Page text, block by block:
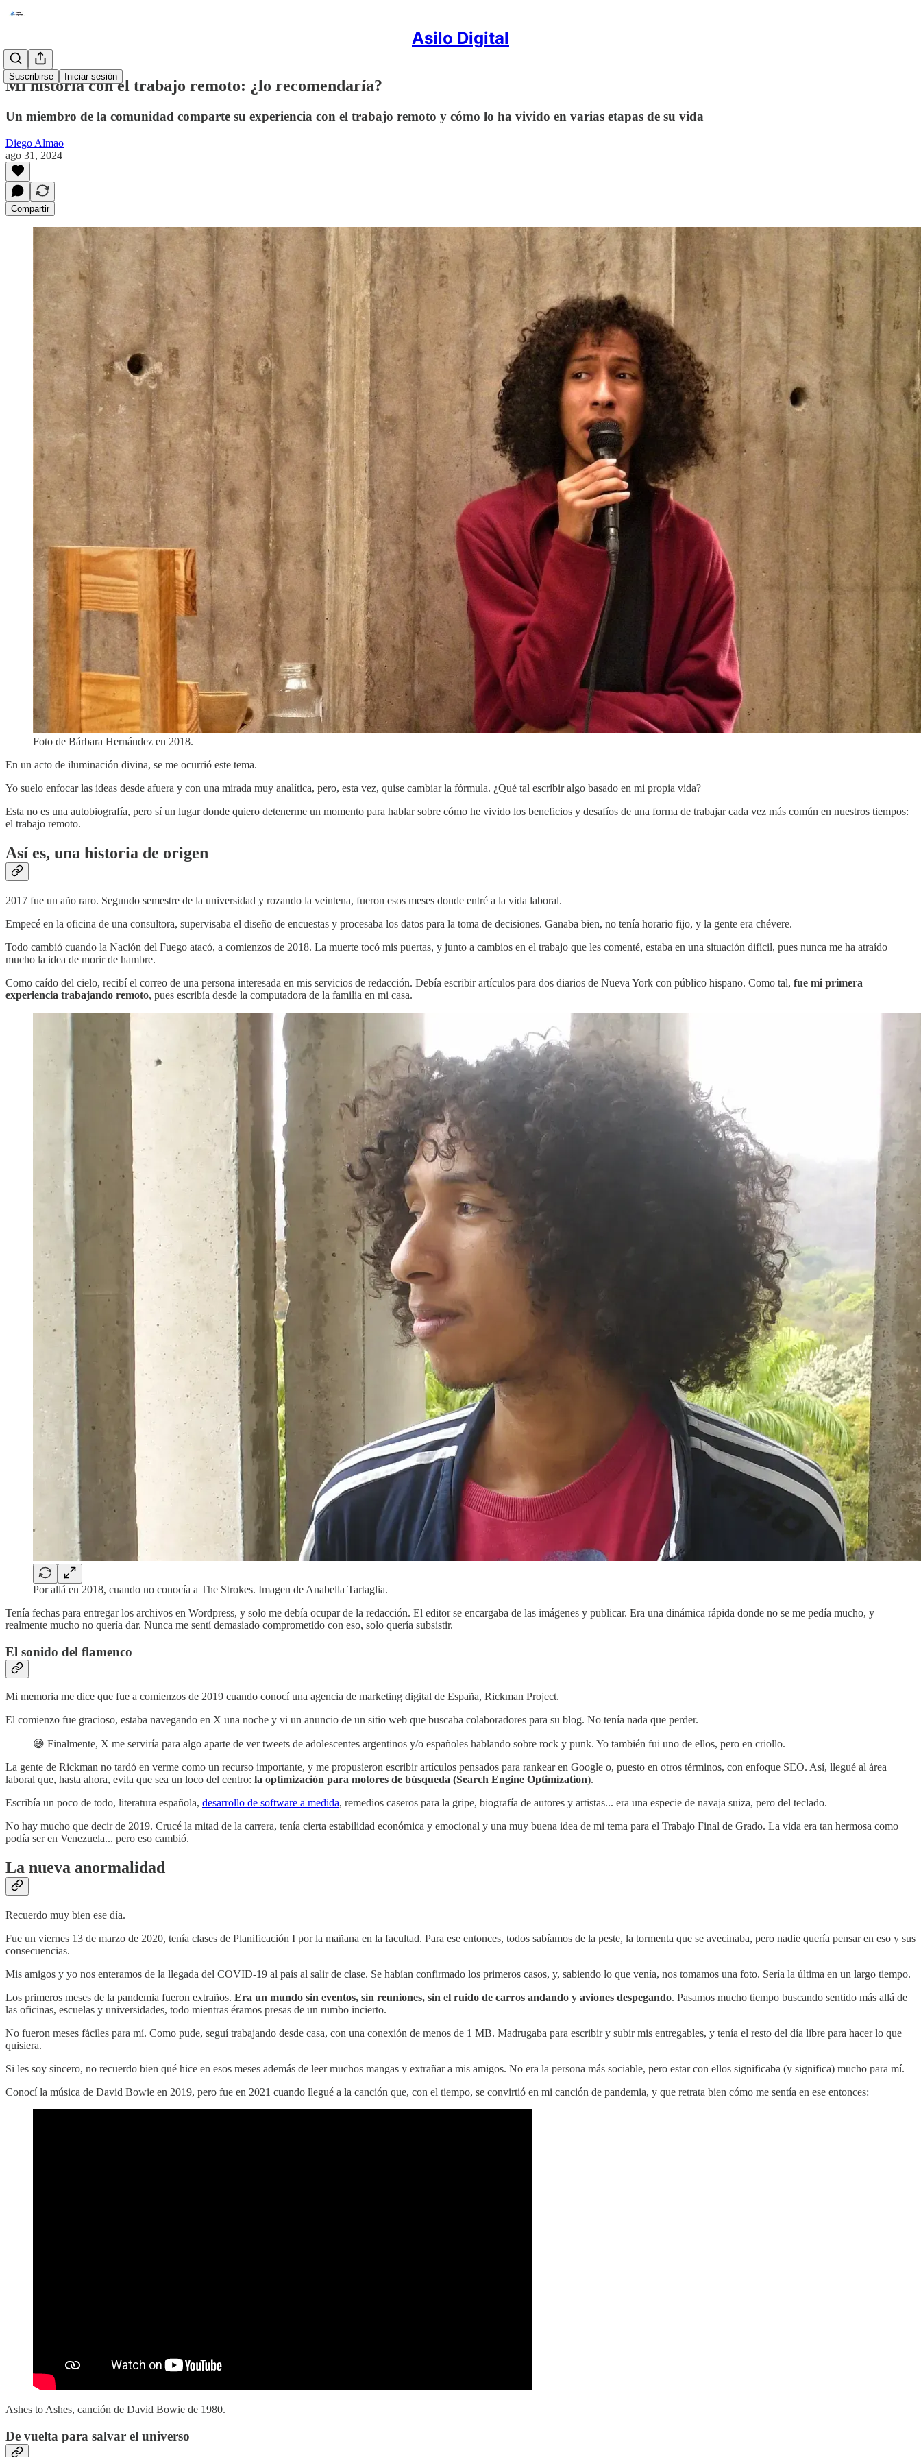
Asilo Digital
Suscribirse Iniciar sesión
Mi historia con el trabajo remoto: ¿lo recomendaría?
Un miembro de la comunidad comparte su experiencia con el trabajo remoto y cómo lo ha vivido en varias etapas de su vida
Diego Almao
ago 31, 2024
Compartir
Foto de Bárbara Hernández en 2018.
En un acto de iluminación divina, se me ocurrió este tema.
Yo suelo enfocar las ideas desde afuera y con una mirada muy analítica, pero, esta vez, quise cambiar la fórmula. ¿Qué tal escribir algo basado en mi propia vida?
Esta no es una autobiografía, pero sí un lugar donde quiero detenerme un momento para hablar sobre cómo he vivido los beneficios y desafíos de una forma de trabajar cada vez más común en nuestros tiempos:
el trabajo remoto.
Así es, una historia de origen
2017 fue un año raro. Segundo semestre de la universidad y rozando la veintena, fueron esos meses donde entré a la vida laboral.
Empecé en la oficina de una consultora, supervisaba el diseño de encuestas y procesaba los datos para la toma de decisiones. Ganaba bien, no tenía horario fijo, y la gente era chévere.
Todo cambió cuando la Nación del Fuego atacó, a comienzos de 2018. La muerte tocó mis puertas, y junto a cambios en el trabajo que les comenté, estaba en una situación difícil, pues nunca me ha atraído
mucho la idea de morir de hambre.
Como caído del cielo, recibí el correo de una persona interesada en mis servicios de redacción. Debía escribir artículos para dos diarios de Nueva York con público hispano. Como tal, fue mi primera
experiencia trabajando remoto, pues escribía desde la computadora de la familia en mi casa.
Por allá en 2018, cuando no conocía a The Strokes. Imagen de Anabella Tartaglia.
Tenía fechas para entregar los archivos en Wordpress, y solo me debía ocupar de la redacción. El editor se encargaba de las imágenes y publicar. Era una dinámica rápida donde no se me pedía mucho, y
realmente mucho no quería dar. Nunca me sentí demasiado comprometido con eso, solo quería subsistir.
El sonido del flamenco
Mi memoria me dice que fue a comienzos de 2019 cuando conocí una agencia de marketing digital de España, Rickman Project.
El comienzo fue gracioso, estaba navegando en X una noche y vi un anuncio de un sitio web que buscaba colaboradores para su blog. No tenía nada que perder.
😅 Finalmente, X me serviría para algo aparte de ver tweets de adolescentes argentinos y/o españoles hablando sobre rock y punk. Yo también fui uno de ellos, pero en criollo.
La gente de Rickman no tardó en verme como un recurso importante, y me propusieron escribir artículos pensados para rankear en Google o, puesto en otros términos, con enfoque SEO. Así, llegué al área
laboral que, hasta ahora, evita que sea un loco del centro: la optimización para motores de búsqueda (Search Engine Optimization).
Escribía un poco de todo, literatura española, desarrollo de software a medida, remedios caseros para la gripe, biografía de autores y artistas... era una especie de navaja suiza, pero del teclado.
No hay mucho que decir de 2019. Crucé la mitad de la carrera, tenía cierta estabilidad económica y emocional y una muy buena idea de mi tema para el Trabajo Final de Grado. La vida era tan hermosa como
podía ser en Venezuela... pero eso cambió.
La nueva anormalidad
Recuerdo muy bien ese día.
Fue un viernes 13 de marzo de 2020, tenía clases de Planificación I por la mañana en la facultad. Para ese entonces, todos sabíamos de la peste, la tormenta que se avecinaba, pero nadie quería pensar en eso y sus
consecuencias.
Mis amigos y yo nos enteramos de la llegada del COVID-19 al país al salir de clase. Se habían confirmado los primeros casos, y, sabiendo lo que venía, nos tomamos una foto. Sería la última en un largo tiempo.
Los primeros meses de la pandemia fueron extraños. Era un mundo sin eventos, sin reuniones, sin el ruido de carros andando y aviones despegando. Pasamos mucho tiempo buscando sentido más allá de
las oficinas, escuelas y universidades, todo mientras éramos presas de un rumbo incierto.
No fueron meses fáciles para mí. Como pude, seguí trabajando desde casa, con una conexión de menos de 1 MB. Madrugaba para escribir y subir mis entregables, y tenía el resto del día libre para hacer lo que
quisiera.
Si les soy sincero, no recuerdo bien qué hice en esos meses además de leer muchos mangas y extrañar a mis amigos. No era la persona más sociable, pero estar con ellos significaba (y significa) mucho para mí.
Conocí la música de David Bowie en 2019, pero fue en 2021 cuando llegué a la canción que, con el tiempo, se convirtió en mi canción de pandemia, y que retrata bien cómo me sentía en ese entonces:
Ashes to Ashes, canción de David Bowie de 1980.
De vuelta para salvar el universo